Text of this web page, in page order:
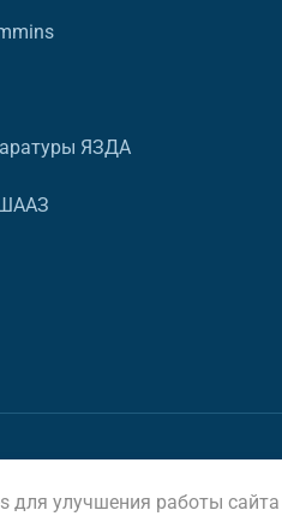
ЯЗДА
для улучшения работы